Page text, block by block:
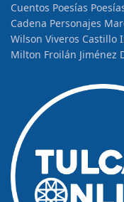
Cuentos Poesías
Cadena Personajes
Wilson Viveros Castillo
Milton Froilán Jiménez